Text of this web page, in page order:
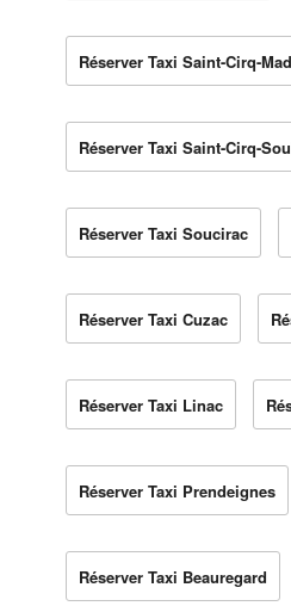
Réserver Taxi Saint-Cirq-
Réserver Taxi Saint-Cirq-
Réserver Taxi Soucirac
Réserver Taxi Cuzac
Réserver Taxi Linac
Réserver Taxi Prendeignes
Réserver Taxi Beauregard